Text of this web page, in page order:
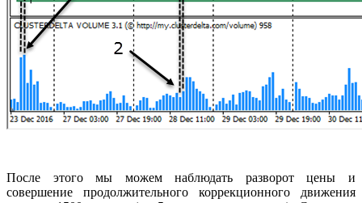
После этого мы можем наблюдать разворот цены и
совершение продолжительного коррекционного движения